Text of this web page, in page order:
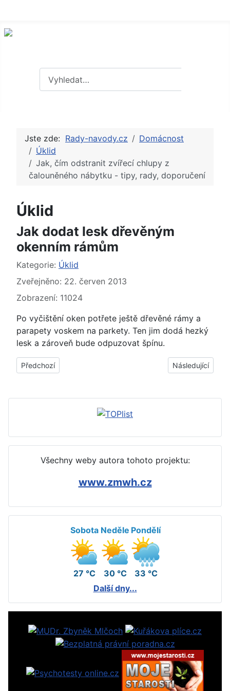
Jste zde: Rady-navody.cz
Domácnost
Úklid
Jak, čím odstranit zvířecí chlupy z
čalouněného nábytku - tipy, rady, doporučení
Úklid
Jak dodat lesk dřevěným
okenním rámům
Základní údaje
Kategorie: Úklid
Zveřejněno: 22. červen 2013
Zobrazení: 11024
Po vyčištění oken potřete ještě dřevěné rámy a
parapety voskem na parkety. Ten jim dodá hezký
lesk a zároveň bude odpuzovat špínu.
Předchozí článek: Jak se zbavit pachu ze připáleného mléka
Předchozí Další článek: Co
Následující
Všechny weby autora tohoto projektu:
www.zmwh.cz
Sobota
27 °C
Neděle
30 °C
Pondělí
33 °C
Další dny...